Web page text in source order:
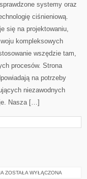
systemy oraz
ciśnieniową.
się na projektowaniu,
kompleksowych
wszędzie tam,
procesów. Strona
na potrzeby
niezawodnych
Nasza […]
ZIELONA
ZOSTAŁA WYŁĄCZONA